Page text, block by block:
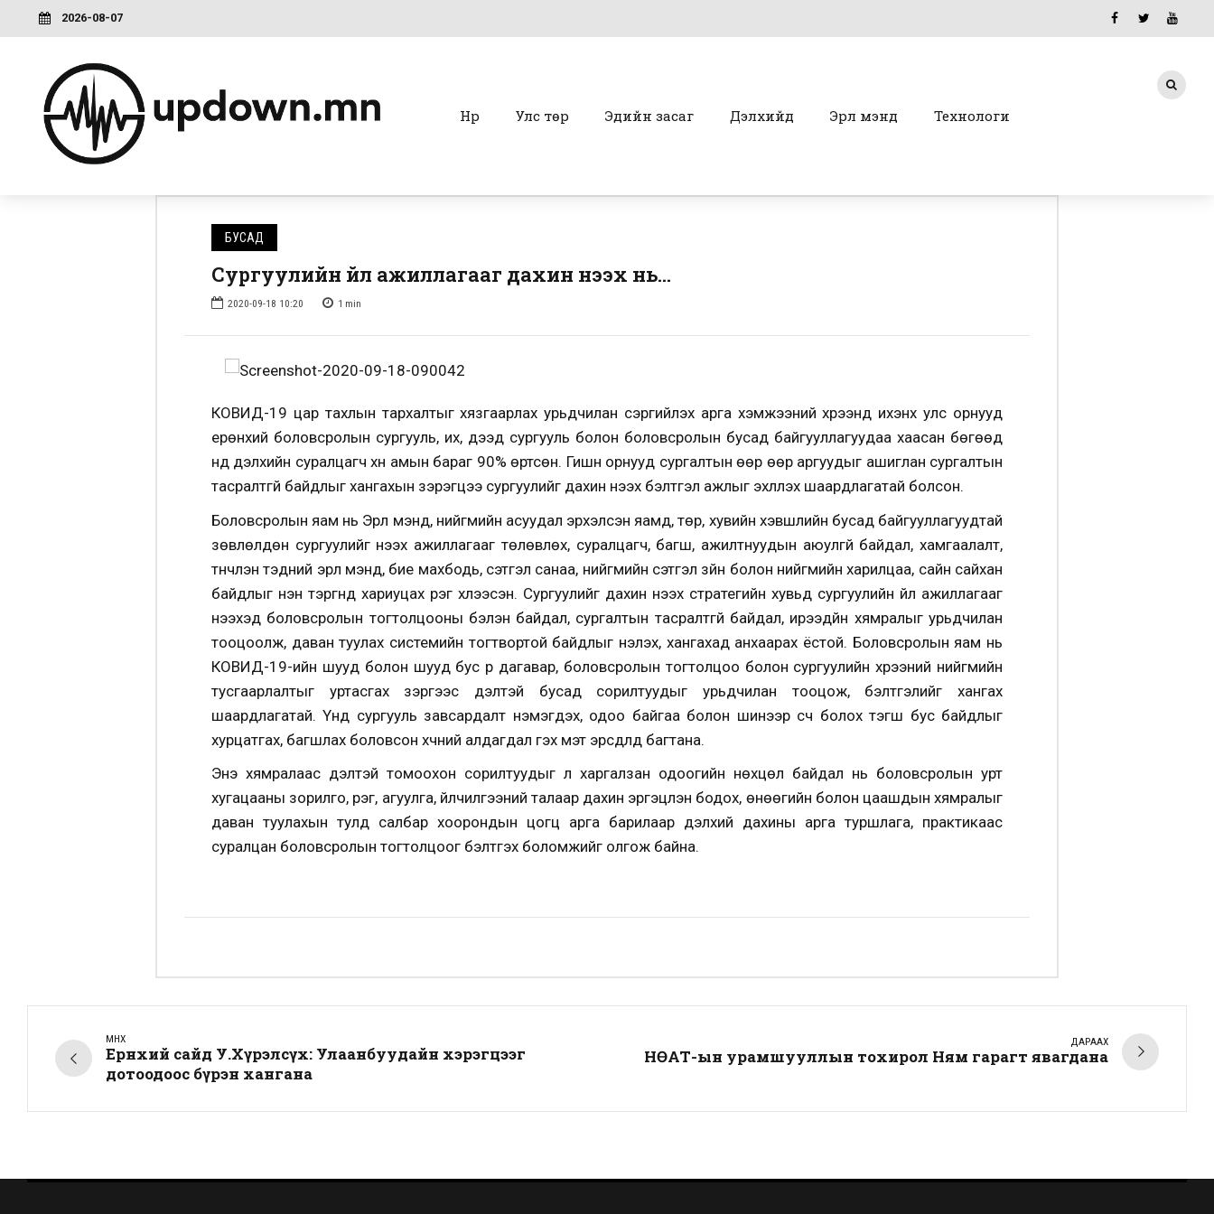
2026-08-07
Нүүр Улс төр Эдийн засаг Дэлхийд Эрүүл мэнд Технологи
БУСАД
Сургуулийн үйл ажиллагааг дахин нээх нь…
2020-09-18 10:20 1 min
КОВИД-19 цар тахлын тархалтыг хязгаарлах урьдчилан сэргийлэх арга хэмжээний хүрээнд ихэнх улс орнууд
ерөнхий боловсролын сургууль, их, дээд сургууль болон боловсролын бусад байгууллагуудаа хаасан бөгөөд
үүнд дэлхийн суралцагч хүн амын бараг 90% өртсөн. Гишүүн орнууд сургалтын өөр өөр аргуудыг ашиглан сургалтын
тасралтгүй байдлыг хангахын зэрэгцээ сургуулийг дахин нээх бэлтгэл ажлыг эхлүүлэх шаардлагатай болсон.
Боловсролын яам нь Эрүүл мэнд, нийгмийн асуудал эрхэлсэн яамд, төр, хувийн хэвшлийн бусад байгууллагуудтай
зөвлөлдөн сургуулийг нээх ажиллагааг төлөвлөх, суралцагч, багш, ажилтнуудын аюулгүй байдал, хамгаалалт,
түүнчлэн тэдний эрүүл мэнд, бие махбодь, сэтгэл санаа, нийгмийн сэтгэл зүйн болон нийгмийн харилцаа, сайн сайхан
байдлыг нэн тэргүүнд хариуцах үүрэг хүлээсэн. Сургуулийг дахин нээх стратегийн хувьд сургуулийн үйл ажиллагааг
нээхэд боловсролын тогтолцооны бэлэн байдал, сургалтын тасралтгүй байдал, ирээдүйн хямралыг урьдчилан
тооцоолж, даван туулах системийн тогтвортой байдлыг үнэлэх, хангахад анхаарах ёстой. Боловсролын яам нь
КОВИД-19-ийн шууд болон шууд бус үр дагавар, боловсролын тогтолцоо болон сургуулийн хүрээний нийгмийн
тусгаарлалтыг уртасгах зэргээс үүдэлтэй бусад сорилтуудыг урьдчилан тооцож, бэлтгэлийг хангах
шаардлагатай. Үүнд сургууль завсардалт нэмэгдэх, одоо байгаа болон шинээр үүсч болох тэгш бус байдлыг
хурцатгах, багшлах боловсон хүчний алдагдал гэх мэт эрсдлүүд багтана.
Энэ хямралаас үүдэлтэй томоохон сорилтуудыг үл харгалзан одоогийн нөхцөл байдал нь боловсролын урт
хугацааны зорилго, үүрэг, агуулга, үйлчилгээний талаар дахин эргэцүүлэн бодох, өнөөгийн болон цаашдын хямралыг
даван туулахын тулд салбар хоорондын цогц арга барилаар дэлхий дахины арга туршлага, практикаас
суралцан боловсролын тогтолцоог бэлтгэх боломжийг олгож байна.
ӨМНӨХ
Ерөнхий сайд У.Хүрэлсүх: Улаанбуудайн хэрэгцээг
дотоодоос бүрэн хангана
ДАРААХ
НӨАТ-ын урамшууллын тохирол Ням гарагт явагдана